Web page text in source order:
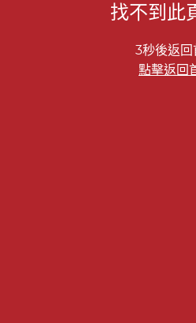
找不到此
2秒後返回
點擊返回